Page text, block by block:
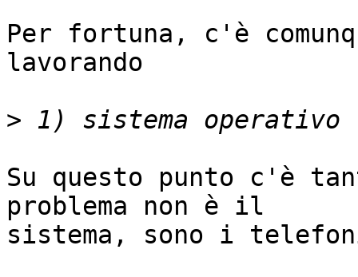
Per fortuna, c'è
lavorando
>
Su questo punto c'è
problema non è il
sistema, sono i